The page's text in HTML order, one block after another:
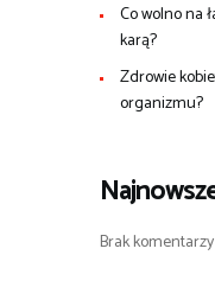
Co wolno na
karą?
Zdrowie
organizmu?
Brak